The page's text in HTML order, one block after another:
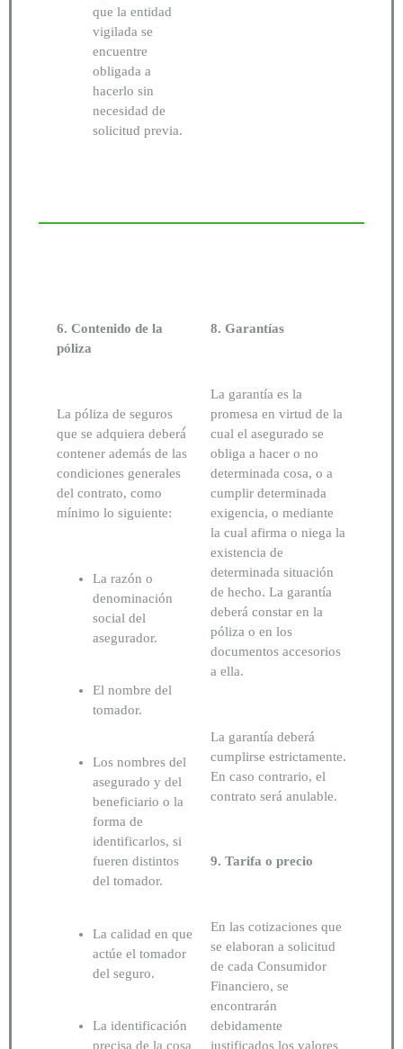
que la entidad
vigilada se
encuentre
obligada a
hacerlo sin
necesidad de
solicitud previa.
6. Contenido de la
póliza
La póliza de seguros
que se adquiera deberá́
contener además de las
condiciones generales
del contrato, como
mínimo lo siguiente:
La razón o
denominación
social del
asegurador.
El nombre del
tomador.
Los nombres del
asegurado y del
beneficiario o la
forma de
identificarlos, si
fueren distintos
del tomador.
La calidad en que
actúe el tomador
del seguro.
La identificación
precisa de la cosa
8. Garantías
La garantía es la
promesa en virtud de la
cual el asegurado se
obliga a hacer o no
determinada cosa, o a
cumplir determinada
exigencia, o mediante
la cual afirma o niega la
existencia de
determinada situación
de hecho. La garantía
deberá constar en la
póliza o en los
documentos accesorios
a ella.
La garantía deberá
cumplirse estrictamente.
En caso contrario, el
contrato será anulable.
9. Tarifa o precio
En las cotizaciones que
se elaboran a solicitud
de cada Consumidor
Financiero, se
encontrarán
debidamente
justificados los valores